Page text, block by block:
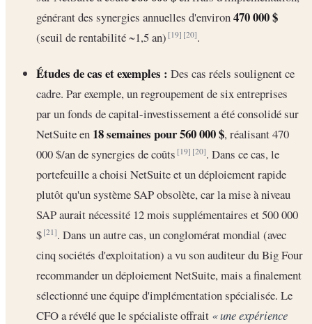
générant des synergies annuelles d'environ470 000 $
(seuil de rentabilité ~1,5 an)[19] [20].
Études de cas et exemples : Des cas réels soulignent ce
cadre. Par exemple, un regroupement de six entreprises
par un fonds de capital-investissement a été consolidé sur
NetSuite en 18 semaines pour 560 000 $, réalisant 470
000 $/an de synergies de coûts[19] [20]. Dans ce cas, le
portefeuille a choisi NetSuite et un déploiement rapide
plutôt qu'un système SAP obsolète, car la mise à niveau
SAP aurait nécessité 12 mois supplémentaires et 500 000
$[21]. Dans un autre cas, un conglomérat mondial (avec
cinq sociétés d'exploitation) a vu son auditeur du Big Four
recommander un déploiement NetSuite, mais a finalement
sélectionné une équipe d'implémentation spécialisée. Le
CFO a révélé que le spécialiste offrait « une expérience